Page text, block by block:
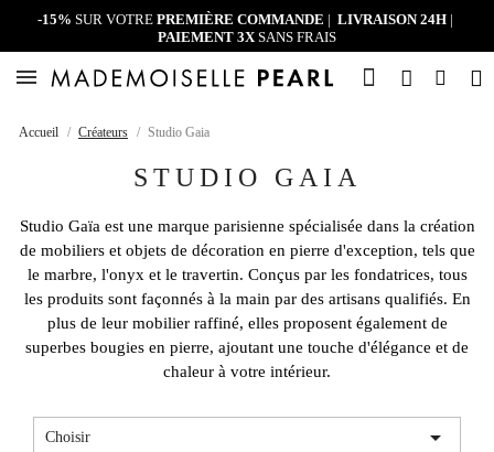
-15% SUR VOTRE PREMIÈRE COMMANDE | LIVRAISON 24H |
PAIEMENT 3XSANS FRAIS
Accueil Créateurs Studio Gaia
STUDIO GAIA
Studio Gaïa est une marque parisienne spécialisée dans la création
de mobiliers et objets de décoration en pierre d'exception, tels que
le marbre, l'onyx et le travertin. Conçus par les fondatrices, tous
les produits sont façonnés à la main par des artisans qualifiés. En
plus de leur mobilier raffiné, elles proposent également de
superbes bougies en pierre, ajoutant une touche d'élégance et de
chaleur à votre intérieur.
Choisir 